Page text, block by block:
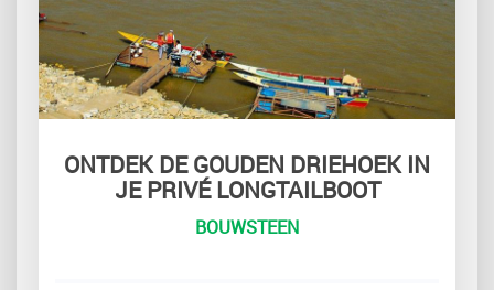
ONTDEK DE GOUDEN DRIEHOEK IN
JE PRIVÉ LONGTAILBOOT
BOUWSTEEN